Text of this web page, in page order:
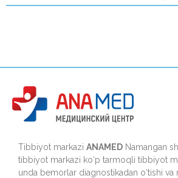
Tibbiyot markazi ANAMED Namangan
tibbiyot markazi ko‘p tarmoqli tibbiyot
unda bemorlar diagnostikadan o‘tishi va